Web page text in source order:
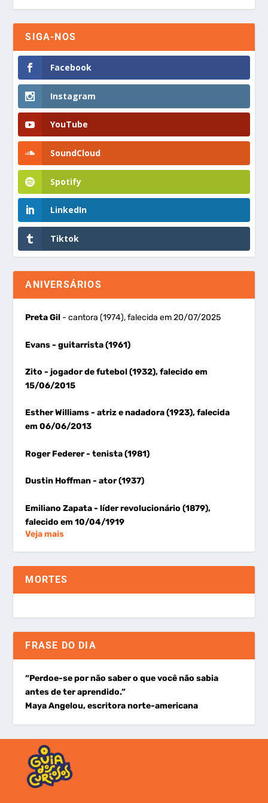
SIGA-NOS
Facebook
Instagram
YouTube
SoundCloud
Spotify
LinkedIn
Tiktok
ANIVERSÁRIOS
Preta Gil - cantora (1974), falecida em 20/07/2025
Evans- guitarrista (1961)
Zito- jogador de futebol (1932), falecido em
15/06/2015
Esther Williams- atriz e nadadora (1923), falecida
em 06/06/2013
Roger Federer- tenista (1981)
Dustin Hoffman- ator (1937)
Emiliano Zapata- líder revolucionário (1879),
falecido em 10/04/1919
Veja mais
MORTES
FRASE DO DIA
“Perdoe-se por não saber o que você não sabia
antes de ter aprendido.”
Maya Angelou, escritora norte-americana